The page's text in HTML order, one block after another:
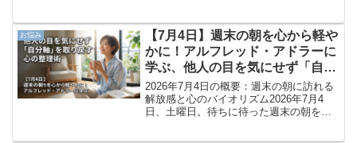
週間を駆け抜けてきた皆さん、本当にお
疲れ様です。平日の終...
お悩み
【7月4日】週末の朝を心から軽や
かに！アルフレッド・アドラーに
学ぶ、他人の目を気にせず「自分
軸」を取り戻す心の整理術
2026年7月4日の概要：週末の朝に訪れる
解放感と心のバイオリズム2026年7月4
日、土曜日。待ちに待った週末の朝を迎